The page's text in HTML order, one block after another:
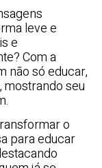
leve e
e
Com a
não só educar,
mostrando seu
o
para educar